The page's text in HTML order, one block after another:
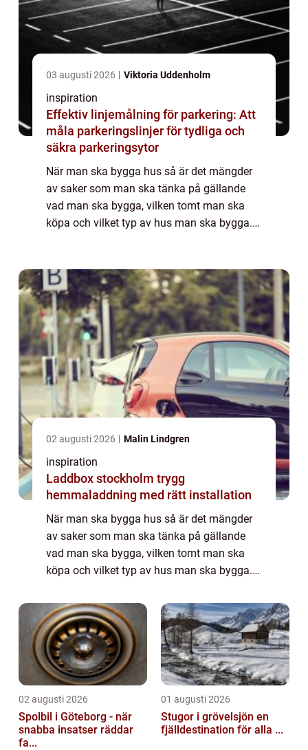
03 augusti 2026 Viktoria Uddenholm
inspiration
Effektiv linjemålning för parkering: Att
måla parkeringslinjer för tydliga och
säkra parkeringsytor
När man ska bygga hus så är det mängder
av saker som man ska tänka på gällande
vad man ska bygga, vilken tomt man ska
köpa och vilket typ av hus man ska bygga.
02 augusti 2026 Malin Lindgren
inspiration
Laddbox stockholm trygg
hemmaladdning med rätt installation
När man ska bygga hus så är det mängder
av saker som man ska tänka på gällande
vad man ska bygga, vilken tomt man ska
köpa och vilket typ av hus man ska bygga.
02 augusti 2026
Spolbil i Göteborg - när
snabba insatser räddar
fa...
01 augusti 2026
Stugor i grövelsjön en
fjälldestination för alla ...